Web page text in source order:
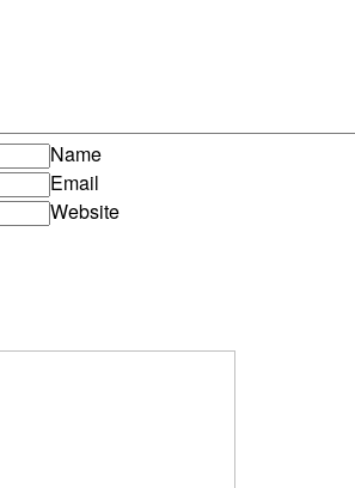
Name
Email
Website